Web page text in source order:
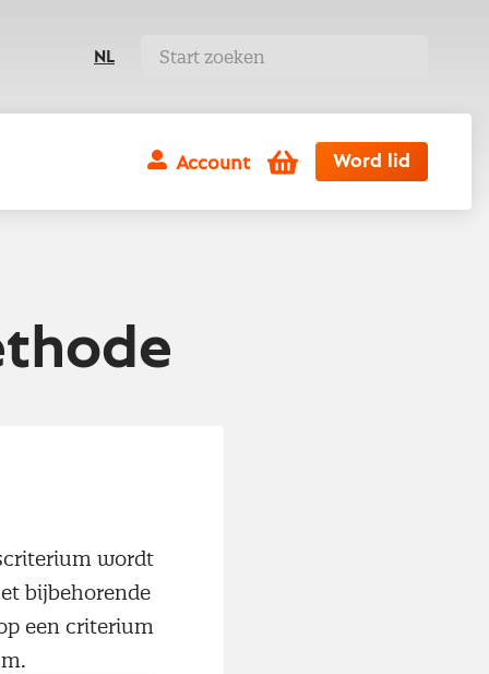
NL
Account Winkelwagen
Word lid
wordt
bijbehorende
een criterium